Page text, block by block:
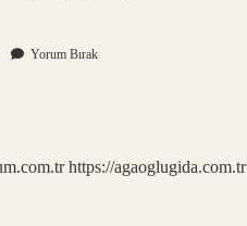
Yorum Bırak
https://agaoglugida.com.tr